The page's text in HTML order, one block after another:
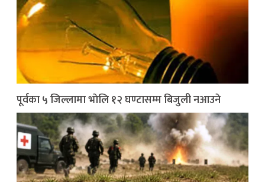
पूर्वका ५ जिल्लामा भाेलि १२ घण्टासम्म बिजुली नआउने